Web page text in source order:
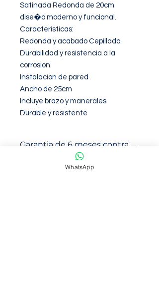
Satinada Redonda de 20cm
dise�o moderno y funcional.
Caracteristicas:
Redonda y acabado Cepillado
Durabilidad y resistencia a la
corrosion.
Instalacion de pared
Ancho de 25cm
Incluye brazo y manerales
Durable y resistente
Garantia de 6 meses contra
defectos de fabirca
WhatsApp